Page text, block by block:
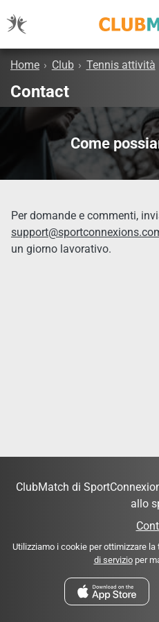
Home › Club › Tennis attività
Contact
Come
Per domande e commenti,
un giorno lavorativo.
ClubMatch di
allo
Utilizziamo i cookie per ottimizzare
di servizioper